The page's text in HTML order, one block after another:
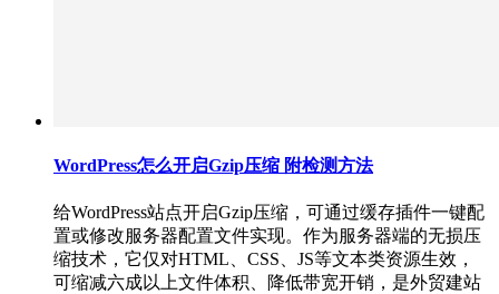
WordPress怎么开启Gzip压缩 附检测方法
给WordPress站点开启Gzip压缩，可通过缓存插件一键配
置或修改服务器配置文件实现。作为服务器端的无损压
缩技术，它仅对HTML、CSS、JS等文本类资源生效，
可缩减六成以上文件体积、降低带宽开销，是外贸建站